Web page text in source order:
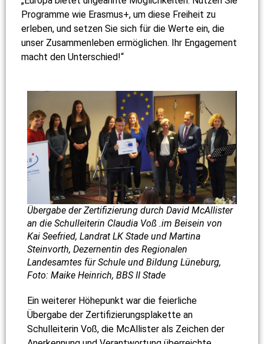
Programme wie Erasmus+, um diese Freiheit zu
erleben, und setzen Sie sich für die Werte ein, die
unser Zusammenleben ermöglichen. Ihr Engagement
macht den Unterschied!“
Übergabe der Zertifizierung durch David McAllister
an die Schulleiterin Claudia Voß .im Beisein von
Kai Seefried, Landrat LK Stade und Martina
Steinvorth, Dezernentin des Regionalen
Landesamtes für Schule und Bildung Lüneburg,
Foto: Maike Heinrich, BBS II Stade
Ein weiterer Höhepunkt war die feierliche
Übergabe der Zertifizierungsplakette an
Schulleiterin Voß, die McAllister als Zeichen der